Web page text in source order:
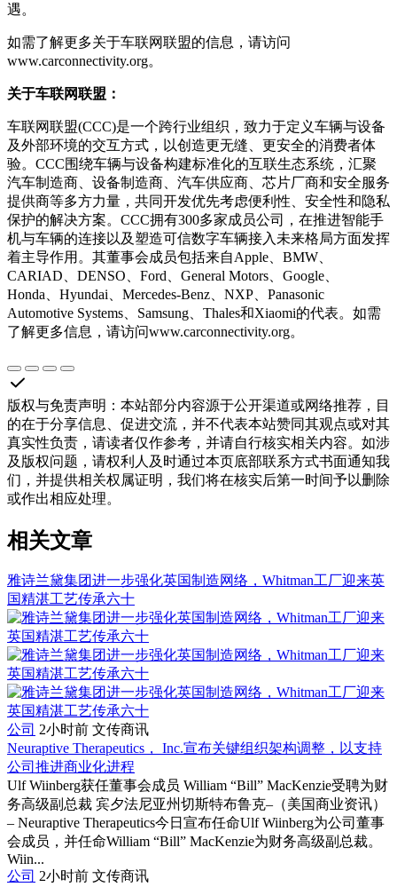
遇。
如需了解更多关于车联网联盟的信息，请访问
www.carconnectivity.org。
关于车联网联盟：
车联网联盟(CCC)是一个跨行业组织，致力于定义车辆与设备
及外部环境的交互方式，以创造更无缝、更安全的消费者体
验。CCC围绕车辆与设备构建标准化的互联生态系统，汇聚
汽车制造商、设备制造商、汽车供应商、芯片厂商和安全服务
提供商等多方力量，共同开发优先考虑便利性、安全性和隐私
保护的解决方案。CCC拥有300多家成员公司，在推进智能手
机与车辆的连接以及塑造可信数字车辆接入未来格局方面发挥
着主导作用。其董事会成员包括来自Apple、BMW、
CARIAD、DENSO、Ford、General Motors、Google、
Honda、Hyundai、Mercedes-Benz、NXP、Panasonic
Automotive Systems、Samsung、Thales和Xiaomi的代表。如需
了解更多信息，请访问www.carconnectivity.org。
版权与免责声明 ： 本站部分内容源于公开渠道或网络推荐，目
的在于分享信息、促进交流，并不代表本站赞同其观点或对其
真实性负责，请读者仅作参考，并请自行核实相关内容。如涉
及版权问题，请权利人及时通过本页底部联系方式书面通知我
们，并提供相关权属证明，我们将在核实后第一时间予以删除
或作出相应处理。
相关文章
雅诗兰黛集团进一步强化英国制造网络，Whitman工厂迎来英
国精湛工艺传承六十
公司 2小时前 文传商讯
Neuraptive Therapeutics， Inc.宣布关键组织架构调整，以支持
公司推进商业化进程
Ulf Wiinberg获任董事会成员 William “Bill” MacKenzie受聘为财
务高级副总裁 宾夕法尼亚州切斯特布鲁克–（美国商业资讯）
– Neuraptive Therapeutics今日宣布任命Ulf Wiinberg为公司董事
会成员，并任命William “Bill” MacKenzie为财务高级副总裁。
Wiin...
公司 2小时前 文传商讯